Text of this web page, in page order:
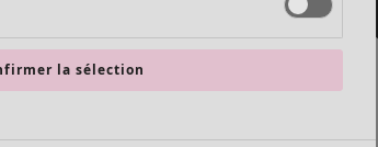
la sélection